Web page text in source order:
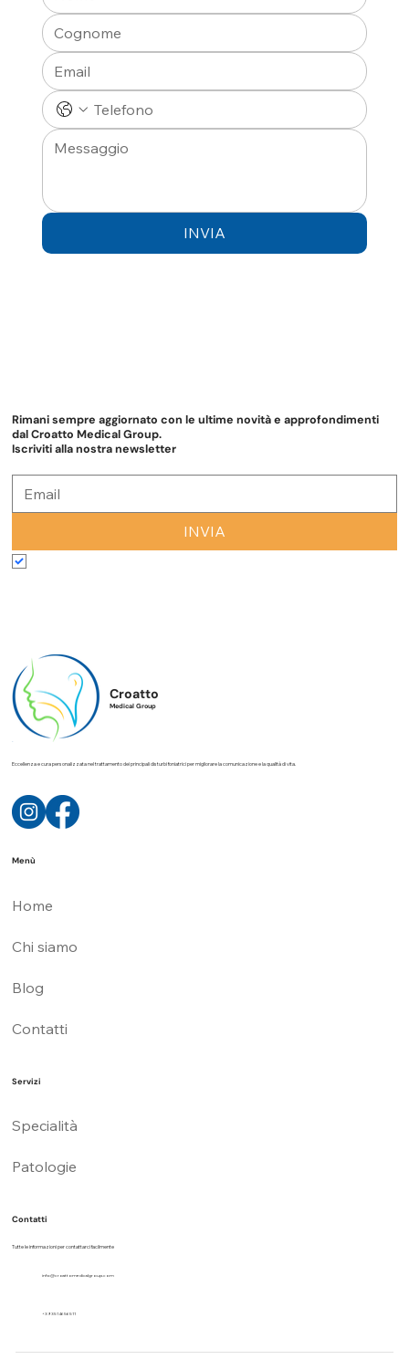
INVIA
Rimani sempre aggiornato con le ultime novità e approfondimenti
dal Croatto Medical Group.
Iscriviti alla nostra newsletter
INVIA
Croatto
Medical Group
Eccellenza e cura personalizzata nel trattamento dei principali disturbi foniatrici per migliorare la comunicazione e la qualità di vita.
Menù
Home
Chi siamo
Blog
Contatti
Servizi
Specialità
Patologie
Contatti
Tutte le informazioni per contattarci facilmente
info@croattomedicalgroup.com
+39 3514656511